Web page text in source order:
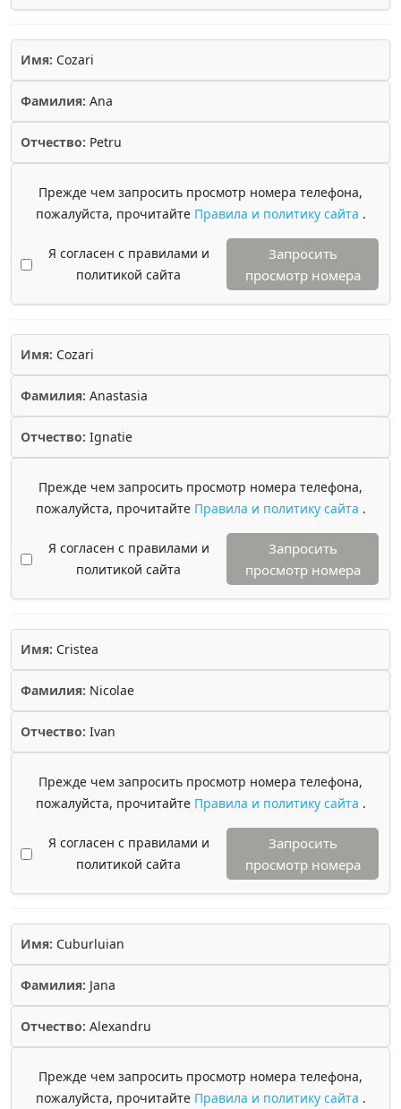
Имя: Cozari
Фамилия: Ana
Отчество: Petru
Прежде чем запросить просмотр номера телефона,
пожалуйста, прочитайте Правила и политику сайта .
Я согласен с правилами и
политикой сайта
Запросить
просмотр номера
Имя: Cozari
Фамилия: Anastasia
Отчество: Ignatie
Прежде чем запросить просмотр номера телефона,
пожалуйста, прочитайте Правила и политику сайта .
Я согласен с правилами и
политикой сайта
Запросить
просмотр номера
Имя: Cristea
Фамилия: Nicolae
Отчество: Ivan
Прежде чем запросить просмотр номера телефона,
пожалуйста, прочитайте Правила и политику сайта .
Я согласен с правилами и
политикой сайта
Запросить
просмотр номера
Имя: Cuburluian
Фамилия: Jana
Отчество: Alexandru
Прежде чем запросить просмотр номера телефона,
пожалуйста, прочитайте Правила и политику сайта .